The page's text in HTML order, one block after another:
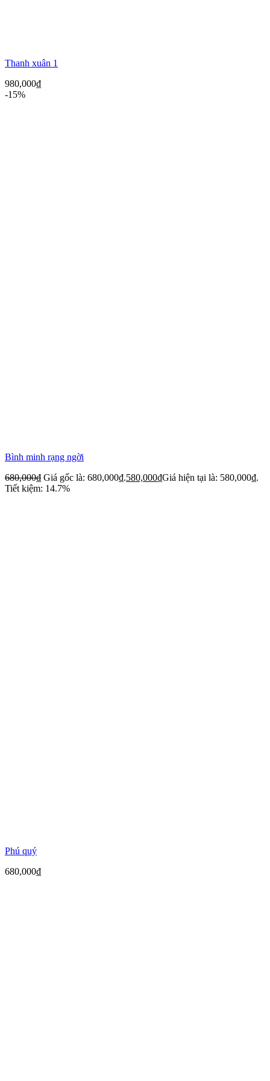
Thanh xuân 1
980,000₫
-15%
Bình minh rạng ngời
680,000₫ Giá gốc là: 680,000₫.580,000₫Giá hiện tại là: 580,000₫.
Tiết kiệm: 14.7%
Phú quý
680,000₫